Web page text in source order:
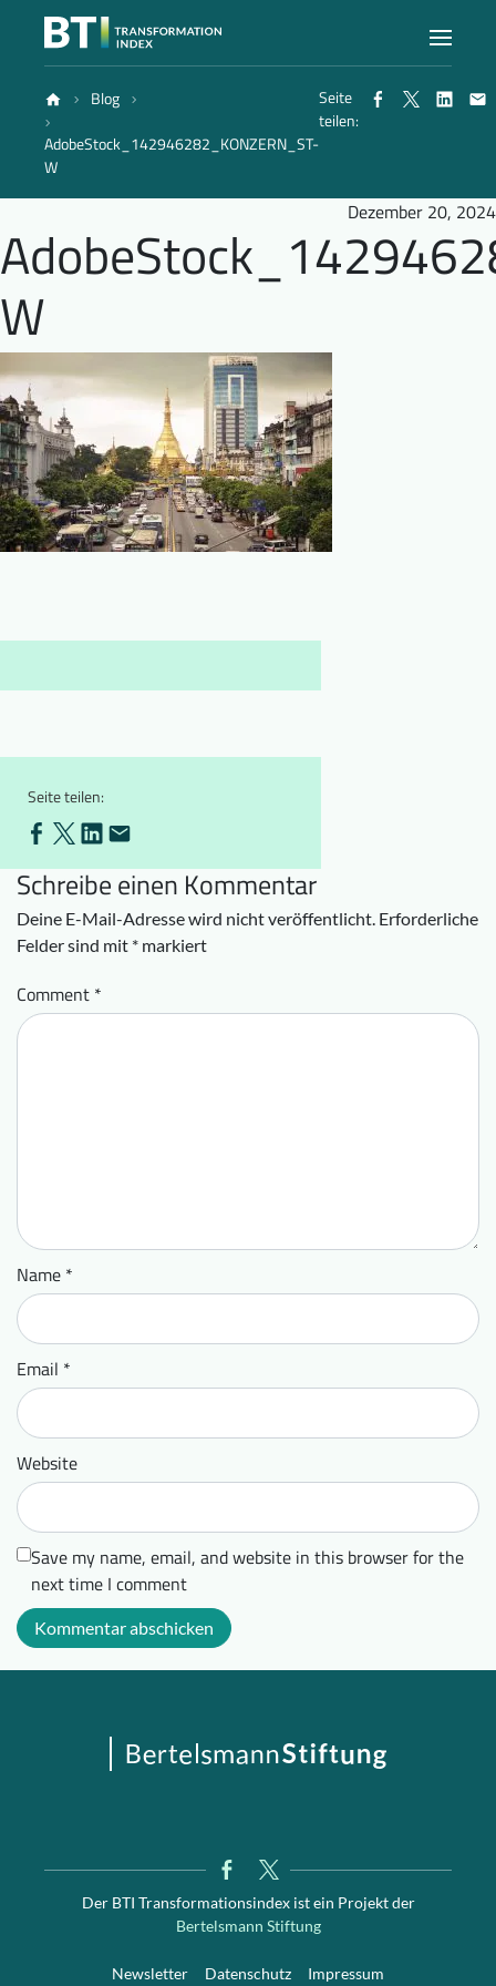
Index
Berichte
Blog
Downloads Wer wir sind
EN DE
Blog
AdobeStock_142946282_KONZERN_ST-
W
Seite
teilen:
Dezember 20, 2024
W
Seite teilen:
Schreibe einen Kommentar
Deine E-Mail-Adresse wird nicht veröffentlicht. Erforderliche
Felder sind mit * markiert
Comment *
Name *
Email *
Website
Save my name, email, and website in this browser for the
next time I comment
Der BTI Transformationsindex ist ein Projekt der
Bertelsmann Stiftung
Newsletter Datenschutz Impressum